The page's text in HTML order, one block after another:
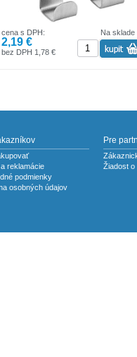
Na sklade
cena s DPH:
2,19 €
bez DPH 1,78 €
reklamácie
podmienky
osobných údajov
Pre
Žiadost